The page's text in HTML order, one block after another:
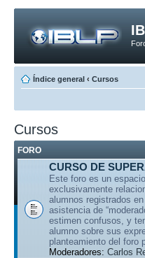
Índice general ‹ Cursos
Cursos
FORO
CURSO DE
Este foro es un
exclusivamente
alumnos registrados
asistencia de
estimen confusos, y
alumno sobre sus
planteamiento del foro
Moderadores: Carlos